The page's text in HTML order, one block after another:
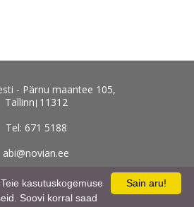
- Pärnu maantee 105,
Tallinn11312
Tel: 671 5188
abi@novian.ee
Kõik kontaktid
Sain aru!
kasutuskogemuse
Soovi korral saad